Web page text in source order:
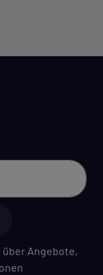
Angebote,